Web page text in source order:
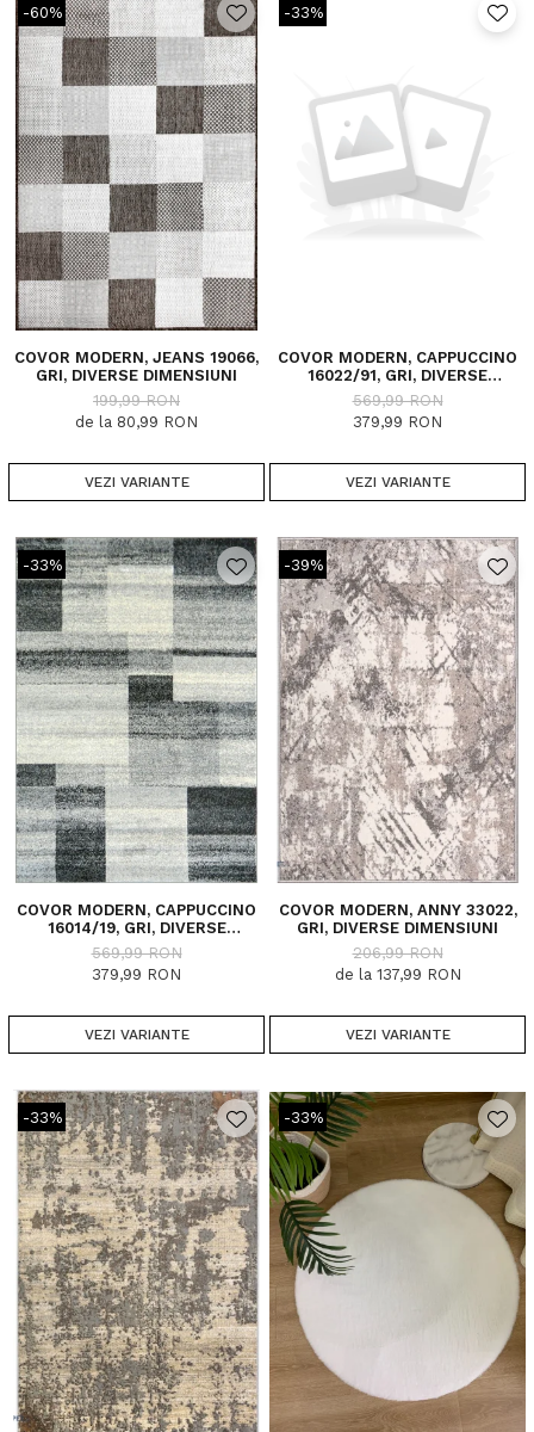
-60%
COVOR MODERN, JEANS 19066,
GRI, DIVERSE DIMENSIUNI
199,99 RON
de la 80,99 RON
VEZI VARIANTE
-33%
COVOR MODERN, CAPPUCCINO
16022/91, GRI, DIVERSE
DIMENSIUNI, 1700 GR/MP
569,99 RON
379,99 RON
VEZI VARIANTE
-33%
COVOR MODERN, CAPPUCCINO
16014/19, GRI, DIVERSE
DIMENSIUNI, 1700 GR/MP
569,99 RON
379,99 RON
VEZI VARIANTE
-39%
COVOR MODERN, ANNY 33022,
GRI, DIVERSE DIMENSIUNI
206,99 RON
de la 137,99 RON
VEZI VARIANTE
-33% -33%